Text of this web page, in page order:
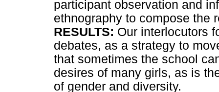
participant observation and
ethnography to compose the
RESULTS: Our interlocutors
debates, as a strategy to
that sometimes the school
desires of many girls, as is
of gender and diversity.